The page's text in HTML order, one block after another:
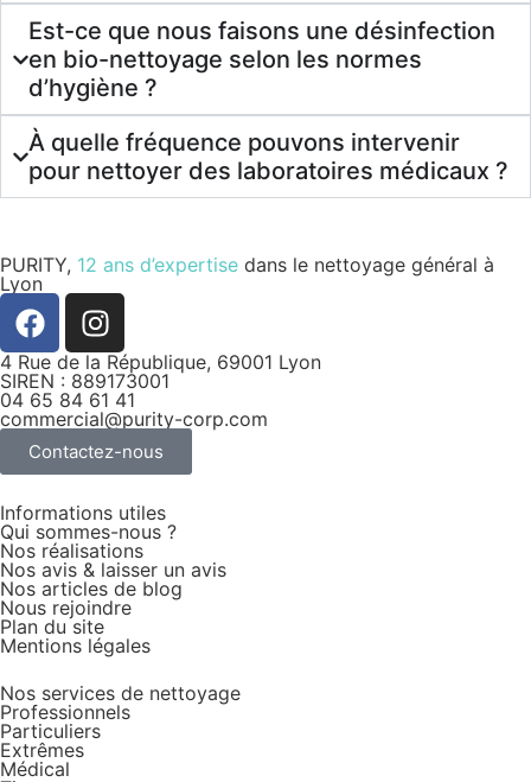
Est-ce que nous faisons une désinfection
en bio-nettoyage selon les normes
d’hygiène ?
À quelle fréquence pouvons intervenir
pour nettoyer des laboratoires médicaux ?
PURITY, 12 ans d’expertise dans le nettoyage général à
Lyon
4 Rue de la République, 69001 Lyon
SIREN : 889173001
04 65 84 61 41
commercial@purity-corp.com
Contactez-nous
Informations utiles
Qui sommes-nous ?
Nos réalisations
Nos avis & laisser un avis
Nos articles de blog
Nous rejoindre
Plan du site
Mentions légales
Nos services de nettoyage
Professionnels
Particuliers
Extrêmes
Médical